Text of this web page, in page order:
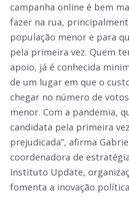
campanha online é bem
fazer na rua,
população menor e para
pela primeira vez. Quem
apoio, já é conhecida
de um lugar em que o
chegar no número de
menor. Com a pandemia,
candidata pela primeira
prejudicada”, afirma
coordenadora de
Instituto Update,
fomenta a inovação